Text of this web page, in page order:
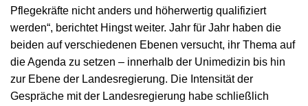
Pflegekräfte nicht anders und höherwertig qualifiziert
werden“, berichtet Hingst weiter. Jahr für Jahr haben die
beiden auf verschiedenen Ebenen versucht, ihr Thema auf
die Agenda zu setzen – innerhalb der Unimedizin bis hin
zur Ebene der Landesregierung. Die Intensität der
Gespräche mit der Landesregierung habe schließlich